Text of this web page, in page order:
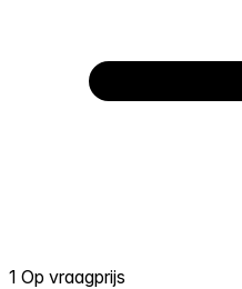
1 Op vraagprijs